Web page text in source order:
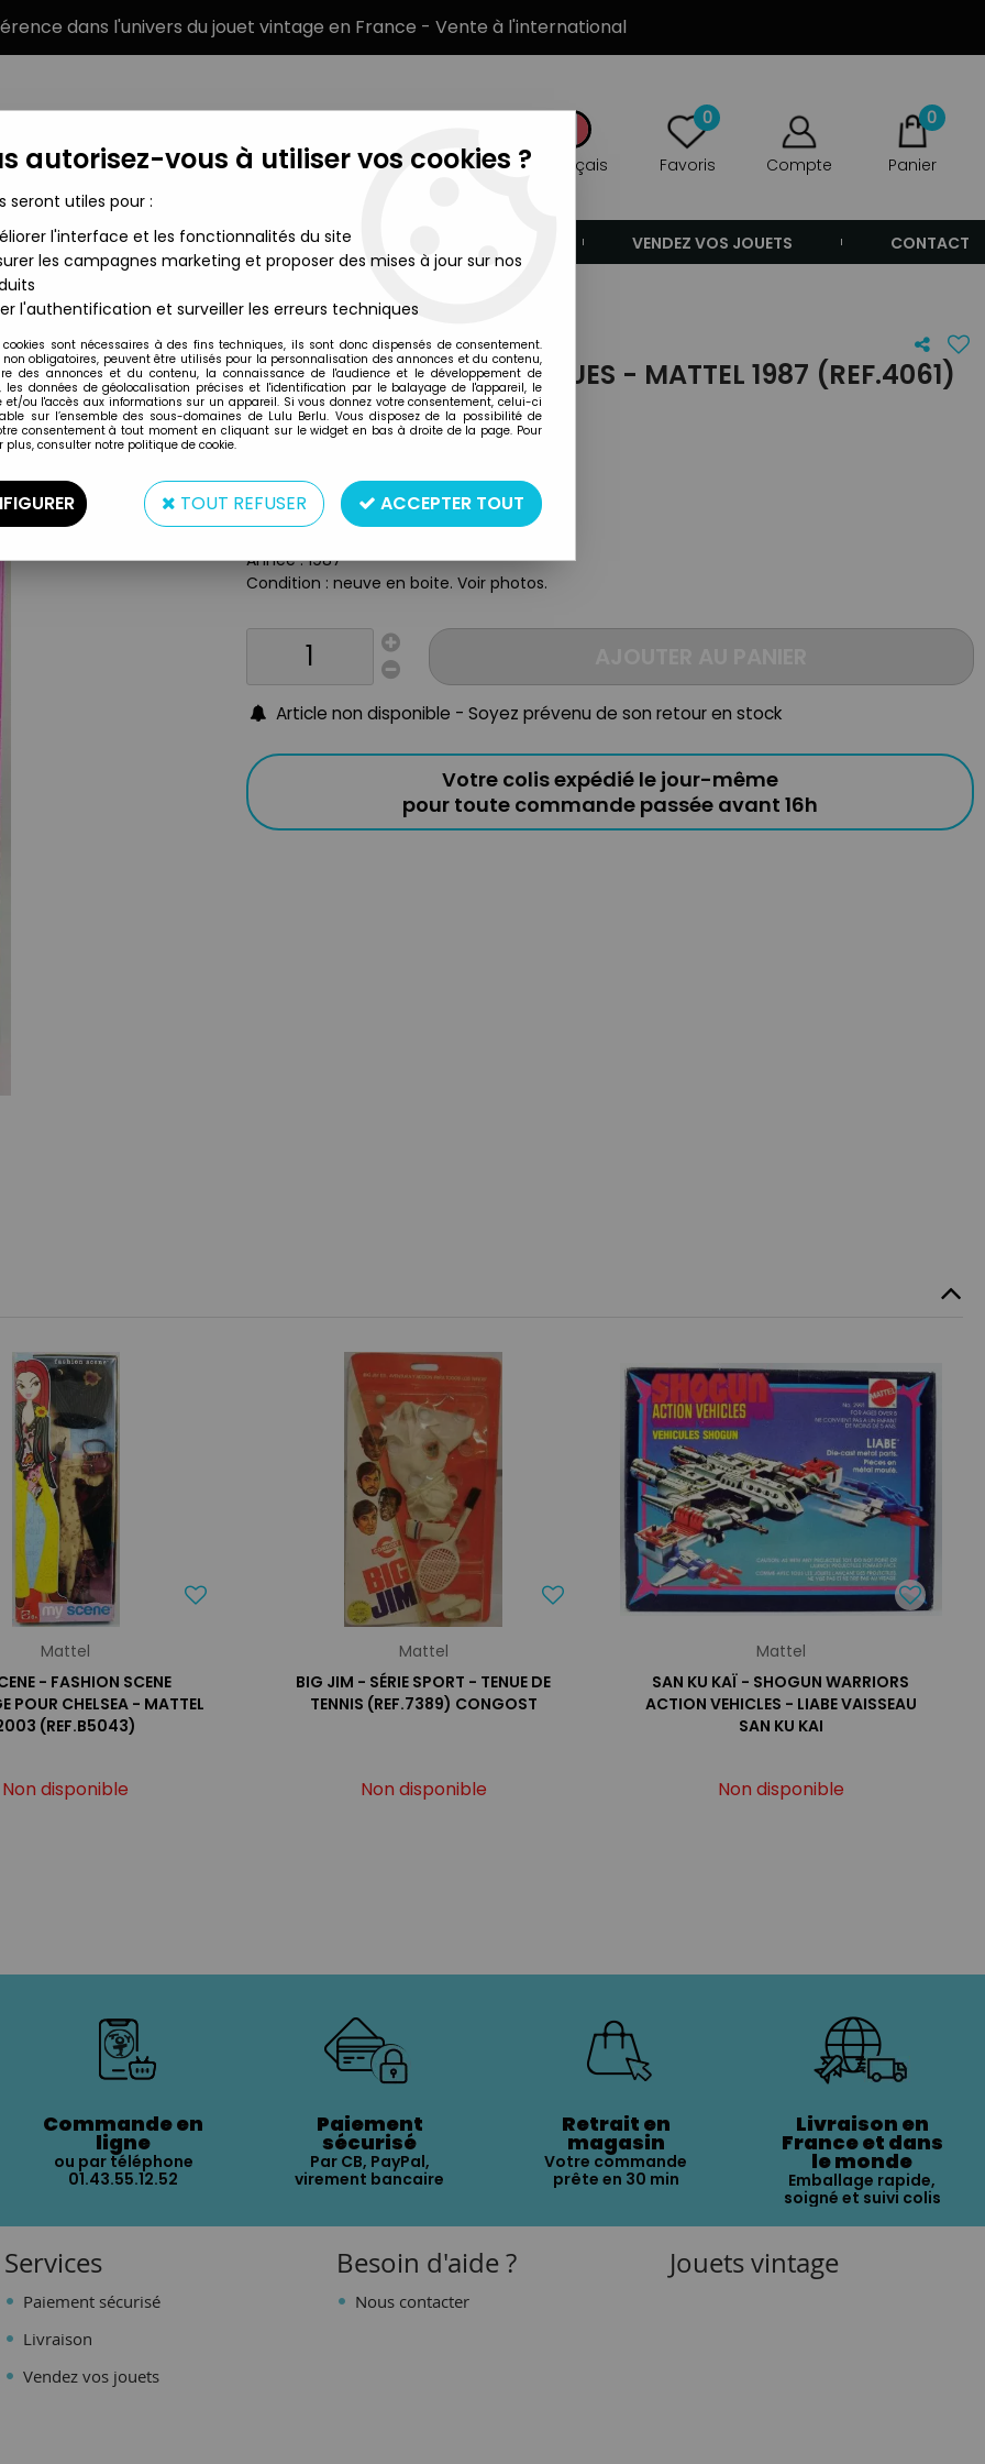
dans l'univers du jouet vintage en France - Vente à l'international
Français
0
Favoris Compte
0
Panier
MARQUES TYPE DE PRODUIT VENDEZ VOS JOUETS CONTACT
1987 (ref.4061)
Mattel
BARBIE - BARBIE TROPIQUES - MATTEL 1987 (REF.4061)
AR0005003
Matière : plastique et tissus
Taille : 29cm
Année : 1987
Condition : neuve en boite. Voir photos.
Article non disponible - Soyez prévenu de son retour en stock
Votre colis expédié le jour-même
pour toute commande passée avant 16h
Mattel
- FASHION SCENE
POUR CHELSEA - MATTEL
(REF.B5043)
Non disponible
Mattel
BIG JIM - SÉRIE SPORT - TENUE DE
TENNIS (REF.7389) CONGOST
Non disponible
Mattel
SAN KU KAÏ - SHOGUN WARRIORS
ACTION VEHICLES - LIABE VAISSEAU
SAN KU KAI
Non disponible
Commande en
ligne
ou par téléphone
01.43.55.12.52
Paiement
sécurisé
Par CB, PayPal,
virement bancaire
Retrait en
magasin
Votre commande
prête en 30 min
Livraison en
France et dans
le monde
Emballage rapide,
soigné et suivi colis
Services
Paiement sécurisé
Livraison
Vendez vos jouets
Besoin d'aide ?
Nous contacter
Jouets vintage
autorisez-vous à utiliser vos cookies ?
seront utiles pour :
l'interface et les fonctionnalités du site
les campagnes marketing et proposer des mises à jour sur nos
l'authentification et surveiller les erreurs techniques
cookies sont nécessaires à des fins techniques, ils sont donc dispensés de consentement.
non obligatoires, peuvent être utilisés pour la personnalisation des annonces et du contenu,
des annonces et du contenu, la connaissance de l'audience et le développement de
les données de géolocalisation précises et l'identification par le balayage de l'appareil, le
et/ou l'accès aux informations sur un appareil. Si vous donnez votre consentement, celui-ci
sur l’ensemble des sous-domaines de Lulu Berlu. Vous disposez de la possibilité de
consentement à tout moment en cliquant sur le widget en bas à droite de la page. Pour
plus, consulter notre politique de cookie.
TOUT REFUSER ACCEPTER TOUT